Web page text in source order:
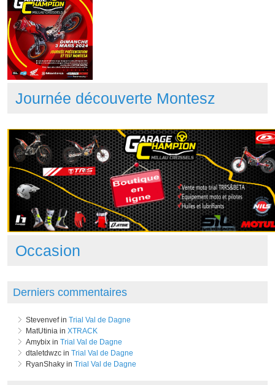
Journée découverte Montesz
Occasion
Derniers commentaires
Stevenvef in Trial Val de Dagne
MatUtinia in XTRACK
Amybix in Trial Val de Dagne
dtaletdwzc in Trial Val de Dagne
RyanShaky in Trial Val de Dagne